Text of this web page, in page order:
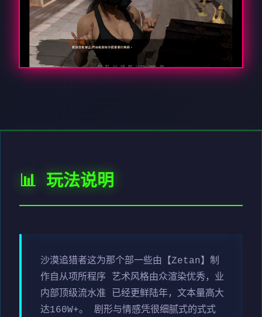
📊 玩法说明
沙漠追猎者这为那个部一些由【Zetan】制
作自从项所程序 艺术风格由众渲染优秀，业
内部顶级流水准 已经更鲜陆年，文本量高大
达160W+。 剧形与情感凭很细腻式的式式